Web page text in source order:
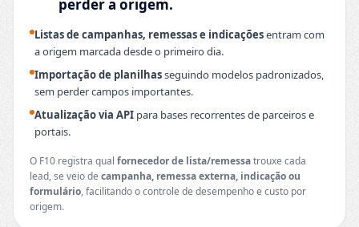
perder a origem.
Listas de campanhas, remessas e indicaçõesentram com
a origem marcada desde o primeiro dia.
Importação de planilhasseguindo modelos padronizados,
sem perder campos importantes.
Atualização via API para bases recorrentes de parceiros e
portais.
O F10 registra qual fornecedor de lista/remessatrouxe cada
lead, se veio de campanha, remessa externa, indicação ou
formulário, facilitando o controle de desempenho e custo por
origem.